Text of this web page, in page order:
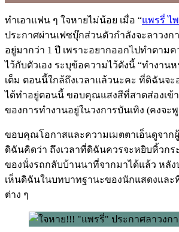
ทำเอาแฟน ๆ ใจหายไม่น้อย เมื่อ “แพรรี่ ไ
ประกาศผ่านเฟซบุ๊กส่วนตัวกำลังจะลาวงก
อยู่มากว่า 1 ปี เพราะอยากออกไปทำตาม
ไว้กับตัวเอง ระบุข้อความไว้ดังนี้ “ทำงาน
เต็ม ตอนนี้ใกล้ถึงเวลาแล้วนะคะ ที่ดิฉันจ
ได้ทำอยู่ตอนนี้ ขอบคุณแสงสีที่สาดส่องเข้า
ของการทำงานอยู่ในวงการบันเทิง (คงจะ
ขอบคุณโอกาสและความเมตตาเอ็นดูจาก
ดิฉันคิดว่า ถึงเวลาที่ดิฉันควรจะหยิบหิ้วกร
ของนั่งรถกลับบ้านนาที่จากมาได้แล้ว หลัง
เห็นดิฉันในบทบาทฐานะของนักแสดงและ
ต่าง ๆ